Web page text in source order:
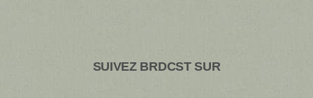
SUIVEZ BRDCST SUR